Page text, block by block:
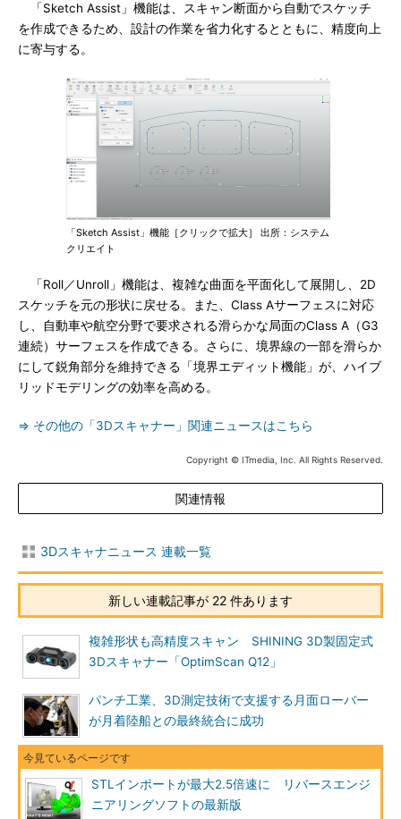
「Sketch Assist」機能は、スキャン断面から自動でスケッチ
を作成できるため、設計の作業を省力化するとともに、精度向上
に寄与する。
「Sketch Assist」機能［クリックで拡大］ 出所：システム
クリエイト
「Roll／Unroll」機能は、複雑な曲面を平面化して展開し、2D
スケッチを元の形状に戻せる。また、Class Aサーフェスに対応
し、自動車や航空分野で要求される滑らかな局面のClass A（G3
連続）サーフェスを作成できる。さらに、境界線の一部を滑らか
にして鋭角部分を維持できる「境界エディット機能」が、ハイブ
リッドモデリングの効率を高める。
⇒ その他の「3Dスキャナー」関連ニュースはこちら
Copyright © ITmedia, Inc. All Rights Reserved.
関連情報
3Dスキャナニュース 連載一覧
新しい連載記事が 22 件あります
複雑形状も高精度スキャン SHINING 3D製固定式
3Dスキャナー「OptimScan Q12」
パンチ工業、3D測定技術で支援する月面ローバー
が月着陸船との最終統合に成功
STLインポートが最大2.5倍速に リバースエンジ
ニアリングソフトの最新版